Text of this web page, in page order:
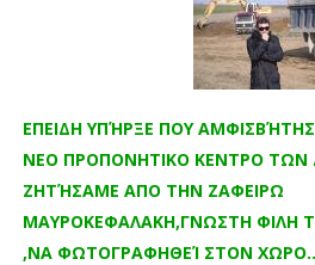
ΕΠΕΙΔΗ ΥΠΉΡΞΕ ΠΟΥ
ΝΕΟ ΠΡΟΠΟΝΗΤΙΚΟ ΚΕΝΤΡΟ ΤΩΝ
ΖΗΤΉΣΑΜΕ ΑΠΟ ΤΗΝ ΖΑΦΕΙΡΩ
ΜΑΥΡΟΚΕΦΑΛΑΚΗ,ΓΝΩΣΤΗ ΦΙΛΗ
,ΝΑ ΦΩΤΟΓΡΑΦΗΘΕΊ ΣΤΟΝ